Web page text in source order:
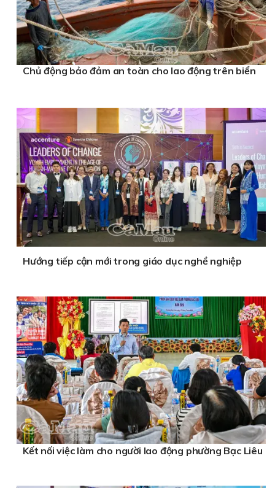
Chủ động bảo đảm an toàn cho lao động trên biển
Hướng tiếp cận mới trong giáo dục nghề nghiệp
Kết nối việc làm cho người lao động phường Bạc Liêu